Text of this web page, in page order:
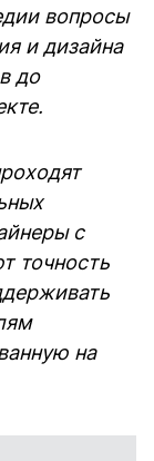
вопросы
и дизайна
до
с
точность
на